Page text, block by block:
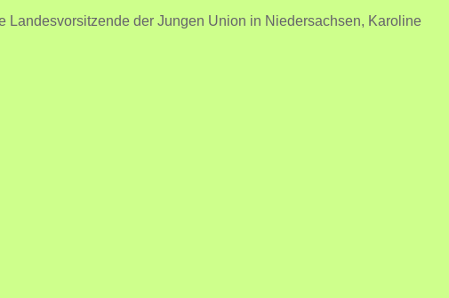
der Jungen Union in Niedersachsen, Karoline